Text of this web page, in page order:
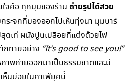
จคือ ทุกมุมของร้าน ถ่ายรูปได้สวย
ระจกที่มองออกไปเห็นทุ่งนา มุมบาร์
ดเท่ ผนังปูนเปลือยที่แต่งด้วยไฟ
กทายอย่าง “It’s good to see you!”
าพถ่ายออกมาเป็นธรรมชาติและมี
ห็นบ่อยในคาเฟ่ยุคนี้